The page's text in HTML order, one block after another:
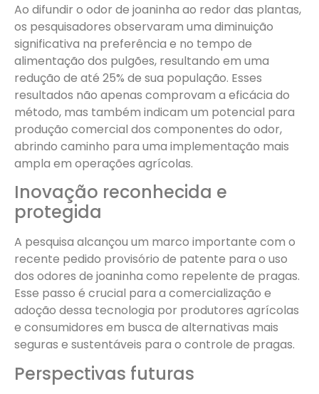
Ao difundir o odor de joaninha ao redor das plantas,
os pesquisadores observaram uma diminuição
significativa na preferência e no tempo de
alimentação dos pulgões, resultando em uma
redução de até 25% de sua população. Esses
resultados não apenas comprovam a eficácia do
método, mas também indicam um potencial para
produção comercial dos componentes do odor,
abrindo caminho para uma implementação mais
ampla em operações agrícolas.
Inovação reconhecida e
protegida
A pesquisa alcançou um marco importante com o
recente pedido provisório de patente para o uso
dos odores de joaninha como repelente de pragas.
Esse passo é crucial para a comercialização e
adoção dessa tecnologia por produtores agrícolas
e consumidores em busca de alternativas mais
seguras e sustentáveis para o controle de pragas.
Perspectivas futuras